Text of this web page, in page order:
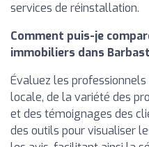
services de réinstallation.
Comment puis-je
immobiliers dans
Évaluez les
locale, de la variété des
et des témoignages des
des outils pour visualiser